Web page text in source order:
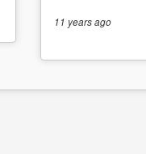
11 yearsago